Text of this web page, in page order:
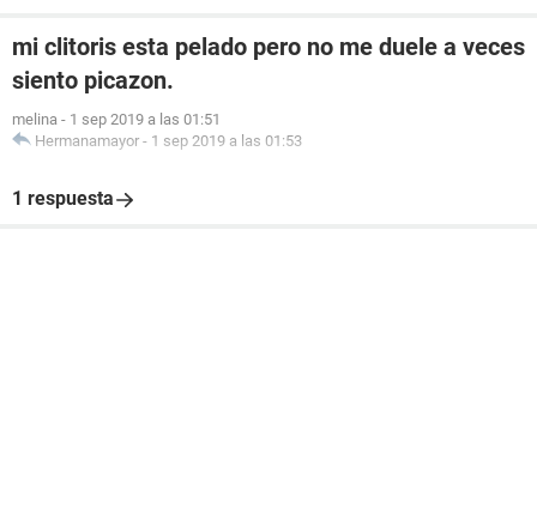
mi clitoris esta pelado pero no me duele a veces
siento picazon.
melina - 1 sep 2019 a las 01:51
Hermanamayor - 1 sep 2019 a las 01:53
1 respuesta